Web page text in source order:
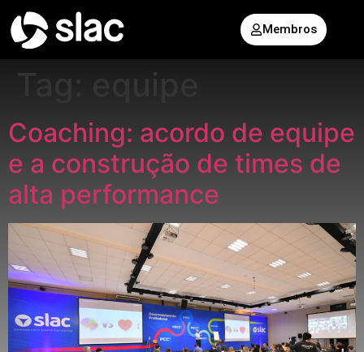
Membros
Tag: equipe
Coaching: acordo de equipe
e a construção de times de
alta performance